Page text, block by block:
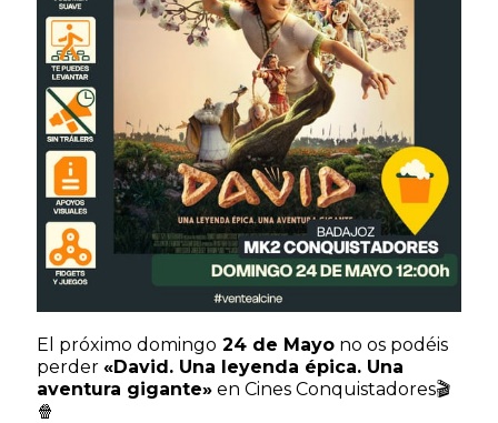
El próximo domingo 24 de Mayo no os podéis
perder «David. Una leyenda épica. Una
aventura gigante» en Cines Conquistadores🎬
🍿